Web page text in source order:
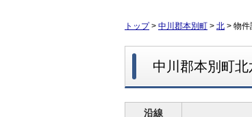
トップ> 中川郡本別町 > 北 > 物件
中川郡本別町
沿線